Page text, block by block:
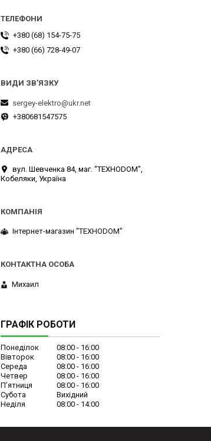
+380 (68) 154-75-75
+380 (66) 728-49-07
sergey-elektro@ukr.net
+380681547575
вул. Шевченка 84, маг. "ТЕХНОDOM",
Кобеляки, Україна
Інтернет-магазин "ТЕХНОDOM"
Михаил
ГРАФІК РОБОТИ
Понеділок 08:00
16:00
Вівторок
08:00
16:00
Середа
08:00
16:00
Четвер
08:00
16:00
Пʼятниця
08:00
16:00
Субота
Вихідний
Неділя
08:00 14:00